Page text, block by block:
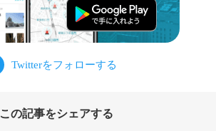
この記事をシェアする